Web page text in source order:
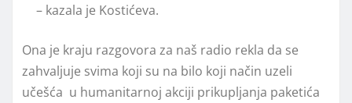
– kazala je Kostićeva.
Ona je kraju razgovora za naš radio rekla da se
zahvaljuje svima koji su na bilo koji način uzeli
učešća u humanitarnoj akciji prikupljanja paketića